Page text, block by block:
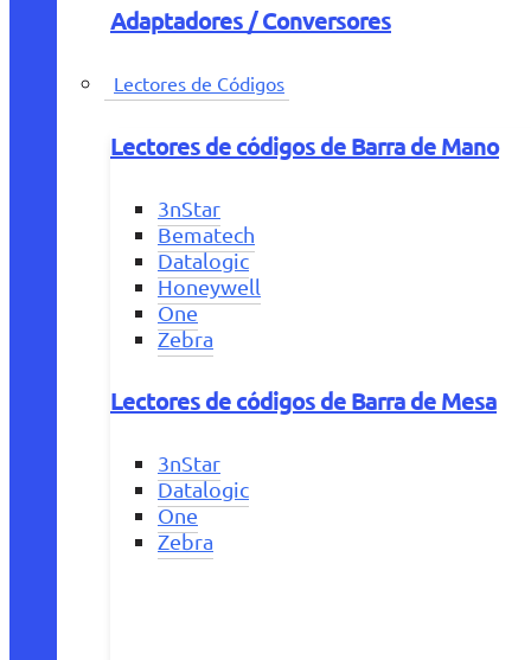
Adaptadores / Conversores
Lectores de Códigos
Lectores de códigos de Barra de Mano
3nStar
Bematech
Datalogic
Honeywell
One
Zebra
Lectores de códigos de Barra de Mesa
3nStar
Datalogic
One
Zebra